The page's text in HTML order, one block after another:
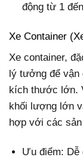
động từ 1
Xe Container
Xe container,
lý tưởng để vận
kích thước lớn.
khối lượng lớn
hợp với các
Ưu điểm: Dễ